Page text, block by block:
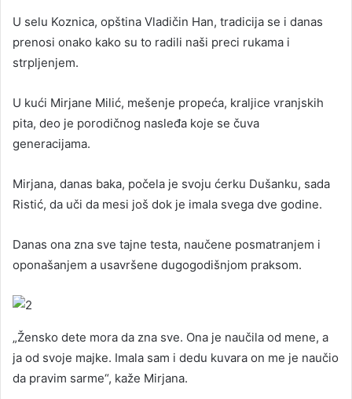
U selu Koznica, opština Vladičin Han, tradicija se i danas
prenosi onako kako su to radili naši preci rukama i
strpljenjem.
U kući Mirjane Milić, mešenje propeća, kraljice vranjskih
pita, deo je porodičnog nasleđa koje se čuva
generacijama.
Mirjana, danas baka, počela je svoju ćerku Dušanku, sada
Ristić, da uči da mesi još dok je imala svega dve godine.
Danas ona zna sve tajne testa, naučene posmatranjem i
oponašanjem a usavršene dugogodišnjom praksom.
„Žensko dete mora da zna sve. Ona je naučila od mene, a
ja od svoje majke. Imala sam i dedu kuvara on me je naučio
da pravim sarme“, kaže Mirjana.